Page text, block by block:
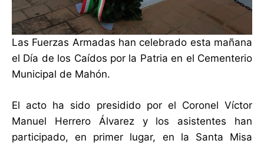
Las Fuerzas Armadas han celebrado esta mañana
el Día de los Caídos por la Patria en el Cementerio
Municipal de Mahón.
El acto ha sido presidido por el Coronel Víctor
Manuel Herrero Álvarez y los asistentes han
participado, en primer lugar, en la Santa Misa